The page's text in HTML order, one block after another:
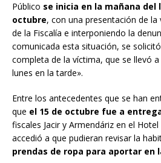
Público se inicia en la mañana del
octubre, con una presentación de
de la Fiscalía e interponiendo la
comunicada esta situación, se
completa de la víctima, que se llevó
lunes en la tarde».
Entre los antecedentes que se han
que el 15 de octubre fue a
fiscales Jacir y Armendáriz en el
accedió a que pudieran revisar la
prendas de ropa para aportar en